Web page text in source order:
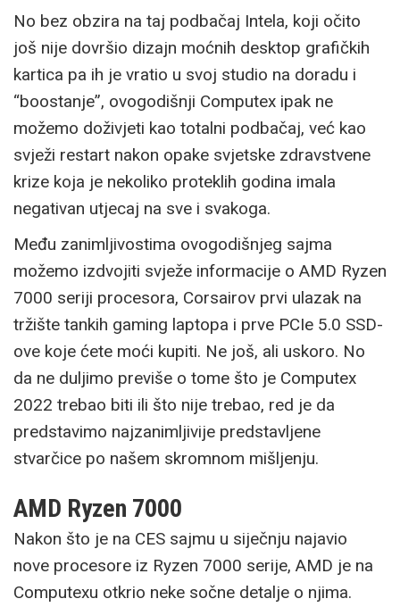
No bez obzira na taj podbačaj Intela, koji očito
još nije dovršio dizajn moćnih desktop grafičkih
kartica pa ih je vratio u svoj studio na doradu i
“boostanje”, ovogodišnji Computex ipak ne
možemo doživjeti kao totalni podbačaj, već kao
svježi restart nakon opake svjetske zdravstvene
krize koja je nekoliko proteklih godina imala
negativan utjecaj na sve i svakoga.
Među zanimljivostima ovogodišnjeg sajma
možemo izdvojiti svježe informacije o AMD Ryzen
7000 seriji procesora, Corsairov prvi ulazak na
tržište tankih gaming laptopa i prve PCIe 5.0 SSD-
ove koje ćete moći kupiti. Ne još, ali uskoro. No
da ne duljimo previše o tome što je Computex
2022 trebao biti ili što nije trebao, red je da
predstavimo najzanimljivije predstavljene
stvarčice po našem skromnom mišljenju.
AMD Ryzen 7000
Nakon što je na CES sajmu u siječnju najavio
nove procesore iz Ryzen 7000 serije, AMD je na
Computexu otkrio neke sočne detalje o njima.